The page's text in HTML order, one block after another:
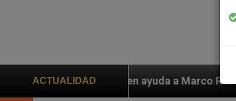
ACTUALIDAD
ayuda a Marco Rubio ante persecución